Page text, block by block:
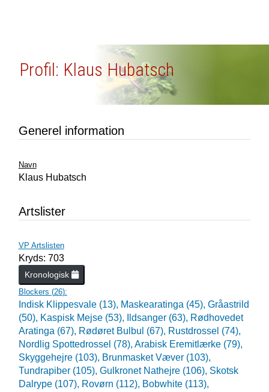
Profil: Klaus Hubatsch
Generel information
Navn
Klaus Hubatsch
Artslister
VP Artslisten
Kryds: 703
Kronologisk
Blockers (26):
Indisk Klippesvale (13), Maskearatinga (45), Gråastrild
(50), Kaspisk Mejse (53), Ildsanger (63), Rødhovedet
Aratinga (67), Rødøret Bulbul (67), Rustdrossel (74),
Nordlig Spottedrossel (78), Arabisk Eremitlærke (79),
Skyggehejre (103), Brunmasket Væver (103),
Tundrapiber (105), Gulkronet Nathejre (106), Skotsk
Dalrype (107), Rovørn (112), Bobwhite (113),